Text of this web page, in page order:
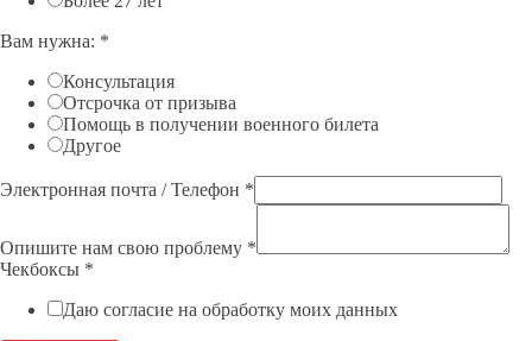
Вам нужна: *
Консультация
Отсрочка от призыва
Помощь в получении военного билета
Другое
Электронная почта / Телефон *
Опишите нам свою проблему *
Чекбоксы *
Даю согласие на обработку моих данных